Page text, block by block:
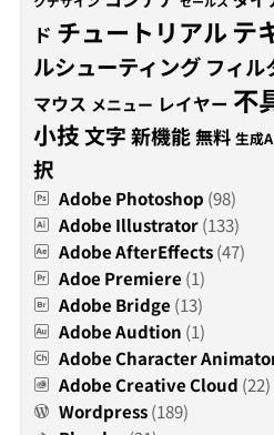
ド チュートリアルテ
ルシューティング フィル
マウス メニュー レイヤー 不
小技文字新機能無料 生成
択
Adobe Photoshop (98)
Adobe Illustrator(133)
Adobe AfterEffects(47)
Adoe Premiere (1)
Adobe Bridge (13)
Adobe Audtion (1)
Adobe Character
Adobe Creative Cloud (22)
Wordpress(189)